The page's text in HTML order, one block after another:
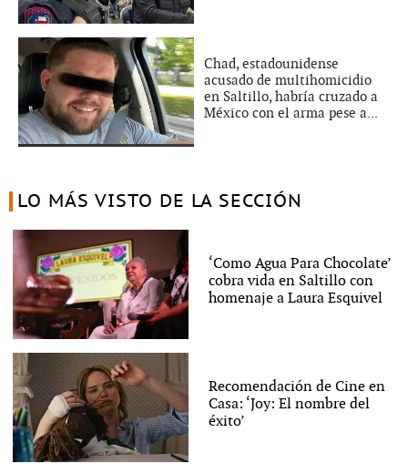
Chad, estadounidense
acusado de multihomicidio
en Saltillo, habría cruzado a
México con el arma pese a...
LO MÁS VISTO DE LA SECCIÓN
‘Como Agua Para Chocolate’
cobra vida en Saltillo con
homenaje a Laura Esquivel
Recomendación de Cine en
Casa: ‘Joy: El nombre del
éxito’